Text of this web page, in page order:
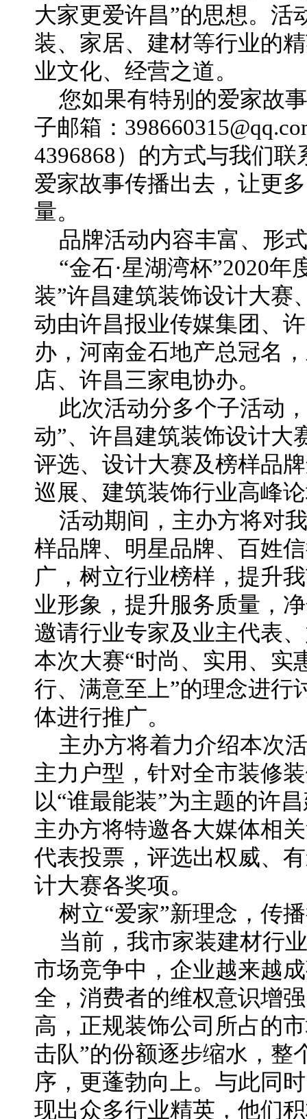
大家更爱许昌”的思想。活
装、家居、建材等行业的
业文化、经营之道。
您如果有特别的爱家故
子邮箱：
4396868）的方式与我们
爱家故事传播出去，让更
量。
品牌活动内容丰富、形
“金石·星湖湾杯”2020年
装”许昌建筑装饰设计大赛
动由许昌报业传媒集团、
办，河南金石地产总冠名
店、许昌三家电协办。
此次活动分多个子活动
动”、许昌建筑装饰设计大
评选、设计大赛及榜样品
巡展、建筑装饰行业高峰
活动期间，主办方将对
样品牌、明星品牌、百姓
广，树立行业榜样，提升
业形象，提升服务质量，
邀请行业专家及业主代表
本次大赛“时尚、实用、实
行、满意至上”的理念进行
体进行推广。
主办方将着力介绍本次
主力户型，针对全市装修
以“谁最能装”为主题的许
主办方将特邀各大媒体相
代表投票，评选出权威、
计大赛各奖项。
树立“爱家”新理念，传
当前，我市家装建材行
市场竞争中，企业越来越
全，消费者的维权意识增
高，正规装饰公司所占的
击队”的份额逐步缩水，整
序，更蓬勃向上。与此同
现出众多行业精英，他们